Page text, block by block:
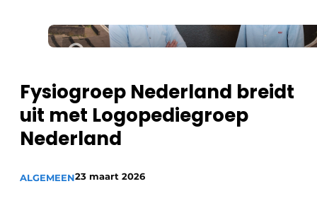
Direct contact
Jaarboek
Jubileumboek
Meest gelezen
Podcasts
Productinformatie
Ziekenhuizen
Privéklinieken
Fysiogroep Nederland breidt
uit met Logopediegroep
Nederland
ALGEMEEN23 maart 2026